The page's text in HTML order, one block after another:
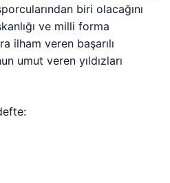
biri olacağını
ve milli forma
ilham veren başarılı
umut veren yıldızları